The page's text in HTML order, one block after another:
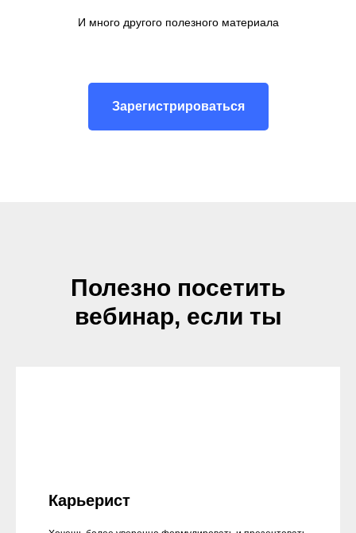
И много другого полезного материала
Зарегистрироваться
Полезно посетить
вебинар, если ты
Карьерист